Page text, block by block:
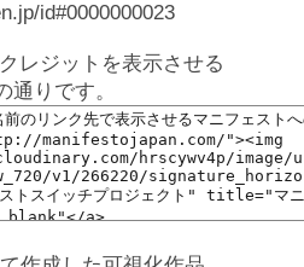
id#0000000023
レジットを表示させる
通りです。